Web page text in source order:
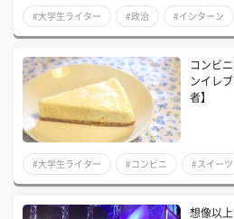
#大学生ライター #政治 #インターン
コンビ
ンイレ
者】
#大学生ライター #コンビニ #スイーツ
想像以